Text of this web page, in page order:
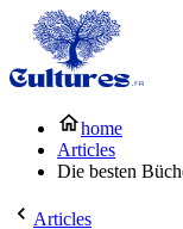
home
Articles
Die besten
Articles